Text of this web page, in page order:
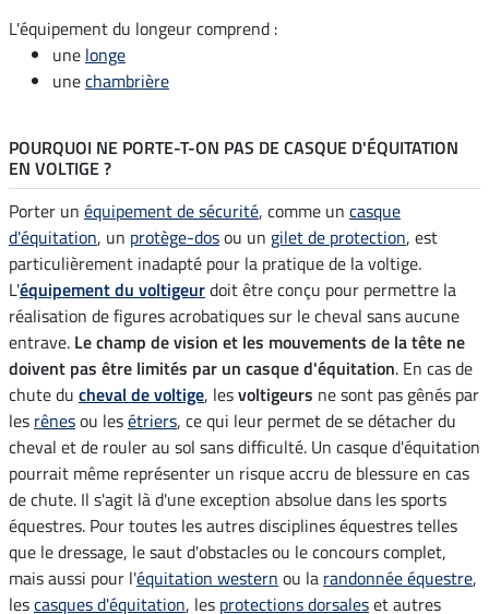
L'équipement du longeur comprend :
une longe
unechambrière
POURQUOI NE PORTE-T-ON PAS DE CASQUE D'ÉQUITATION
EN VOLTIGE ?
Porter un équipement de sécurité, comme un casque
d'équitation, un protège-dosou un gilet de protection, est
particulièrement inadapté pour la pratique de la voltige.
L'équipement du voltigeurdoit être conçu pour permettre la
réalisation de figures acrobatiques sur le cheval sans aucune
entrave. Le champ de vision et les mouvements de la tête ne
doivent pas être limités par un casque d'équitation. En cas de
chute du cheval de voltige, lesvoltigeurs ne sont pas gênés par
les rênesou lesétriers, ce qui leur permet de se détacher du
cheval et de rouler au sol sans difficulté. Un casque d'équitation
pourrait même représenter un risque accru de blessure en cas
de chute. Il s'agit là d'une exception absolue dans les sports
équestres. Pour toutes les autres disciplines équestres telles
que le dressage, le saut d'obstacles ou le concours complet,
mais aussi pour l'équitation western ou la randonnée équestre,
lescasques d'équitation, les protections dorsaleset autres